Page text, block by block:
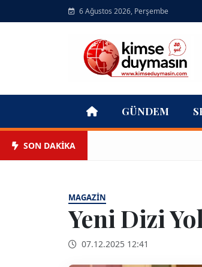
6 Ağustos 2026, Perşembe
GÜNDEM
SON DAKİKA
MAGAZIN
Yeni Dizi
07.12.2025 12:41